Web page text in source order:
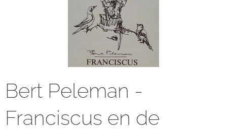
Bert Peleman -
Franciscus en de